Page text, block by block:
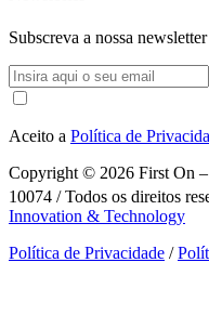
Subscreva a nossa newsletter
Aceito a Política de
Copyright © 2026 First On
10074 / Todos os direitos
Innovation & Technology
Política de Privacidade /